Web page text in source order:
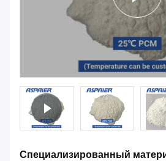
Специализированный